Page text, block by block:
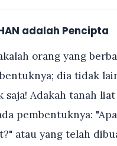
adalah Pencipta
orang yang
dia tidak
Adakah tanah liat
pembentuknya:
atau yang telah